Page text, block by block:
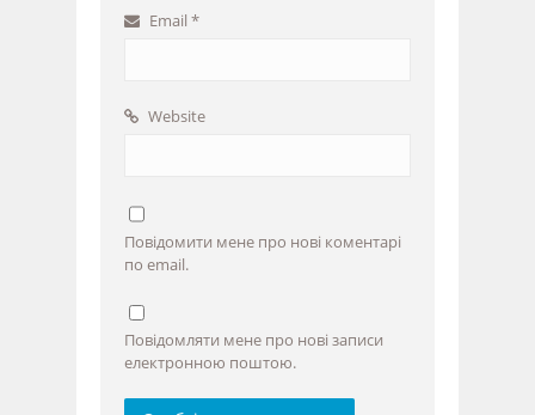
Email *
Website
Повідомити мене про нові коментарі
по email.
Повідомляти мене про нові записи
електронною поштою.